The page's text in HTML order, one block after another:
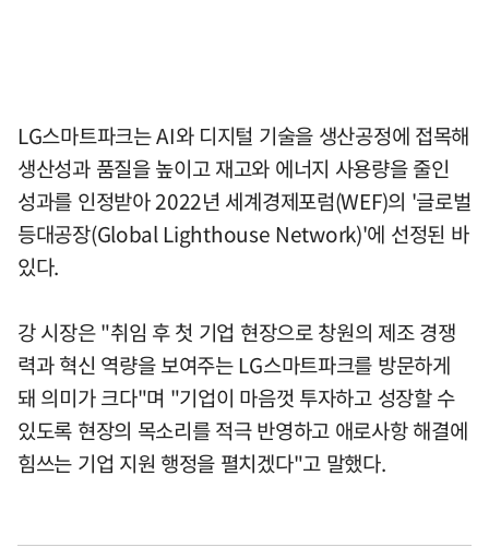
LG스마트파크는 AI와 디지털 기술을 생산공정에 접목해
생산성과 품질을 높이고 재고와 에너지 사용량을 줄인
성과를 인정받아 2022년 세계경제포럼(WEF)의 '글로벌
등대공장(Global Lighthouse Network)'에 선정된 바
있다.
강 시장은 "취임 후 첫 기업 현장으로 창원의 제조 경쟁
력과 혁신 역량을 보여주는 LG스마트파크를 방문하게
돼 의미가 크다"며 "기업이 마음껏 투자하고 성장할 수
있도록 현장의 목소리를 적극 반영하고 애로사항 해결에
힘쓰는 기업 지원 행정을 펼치겠다"고 말했다.